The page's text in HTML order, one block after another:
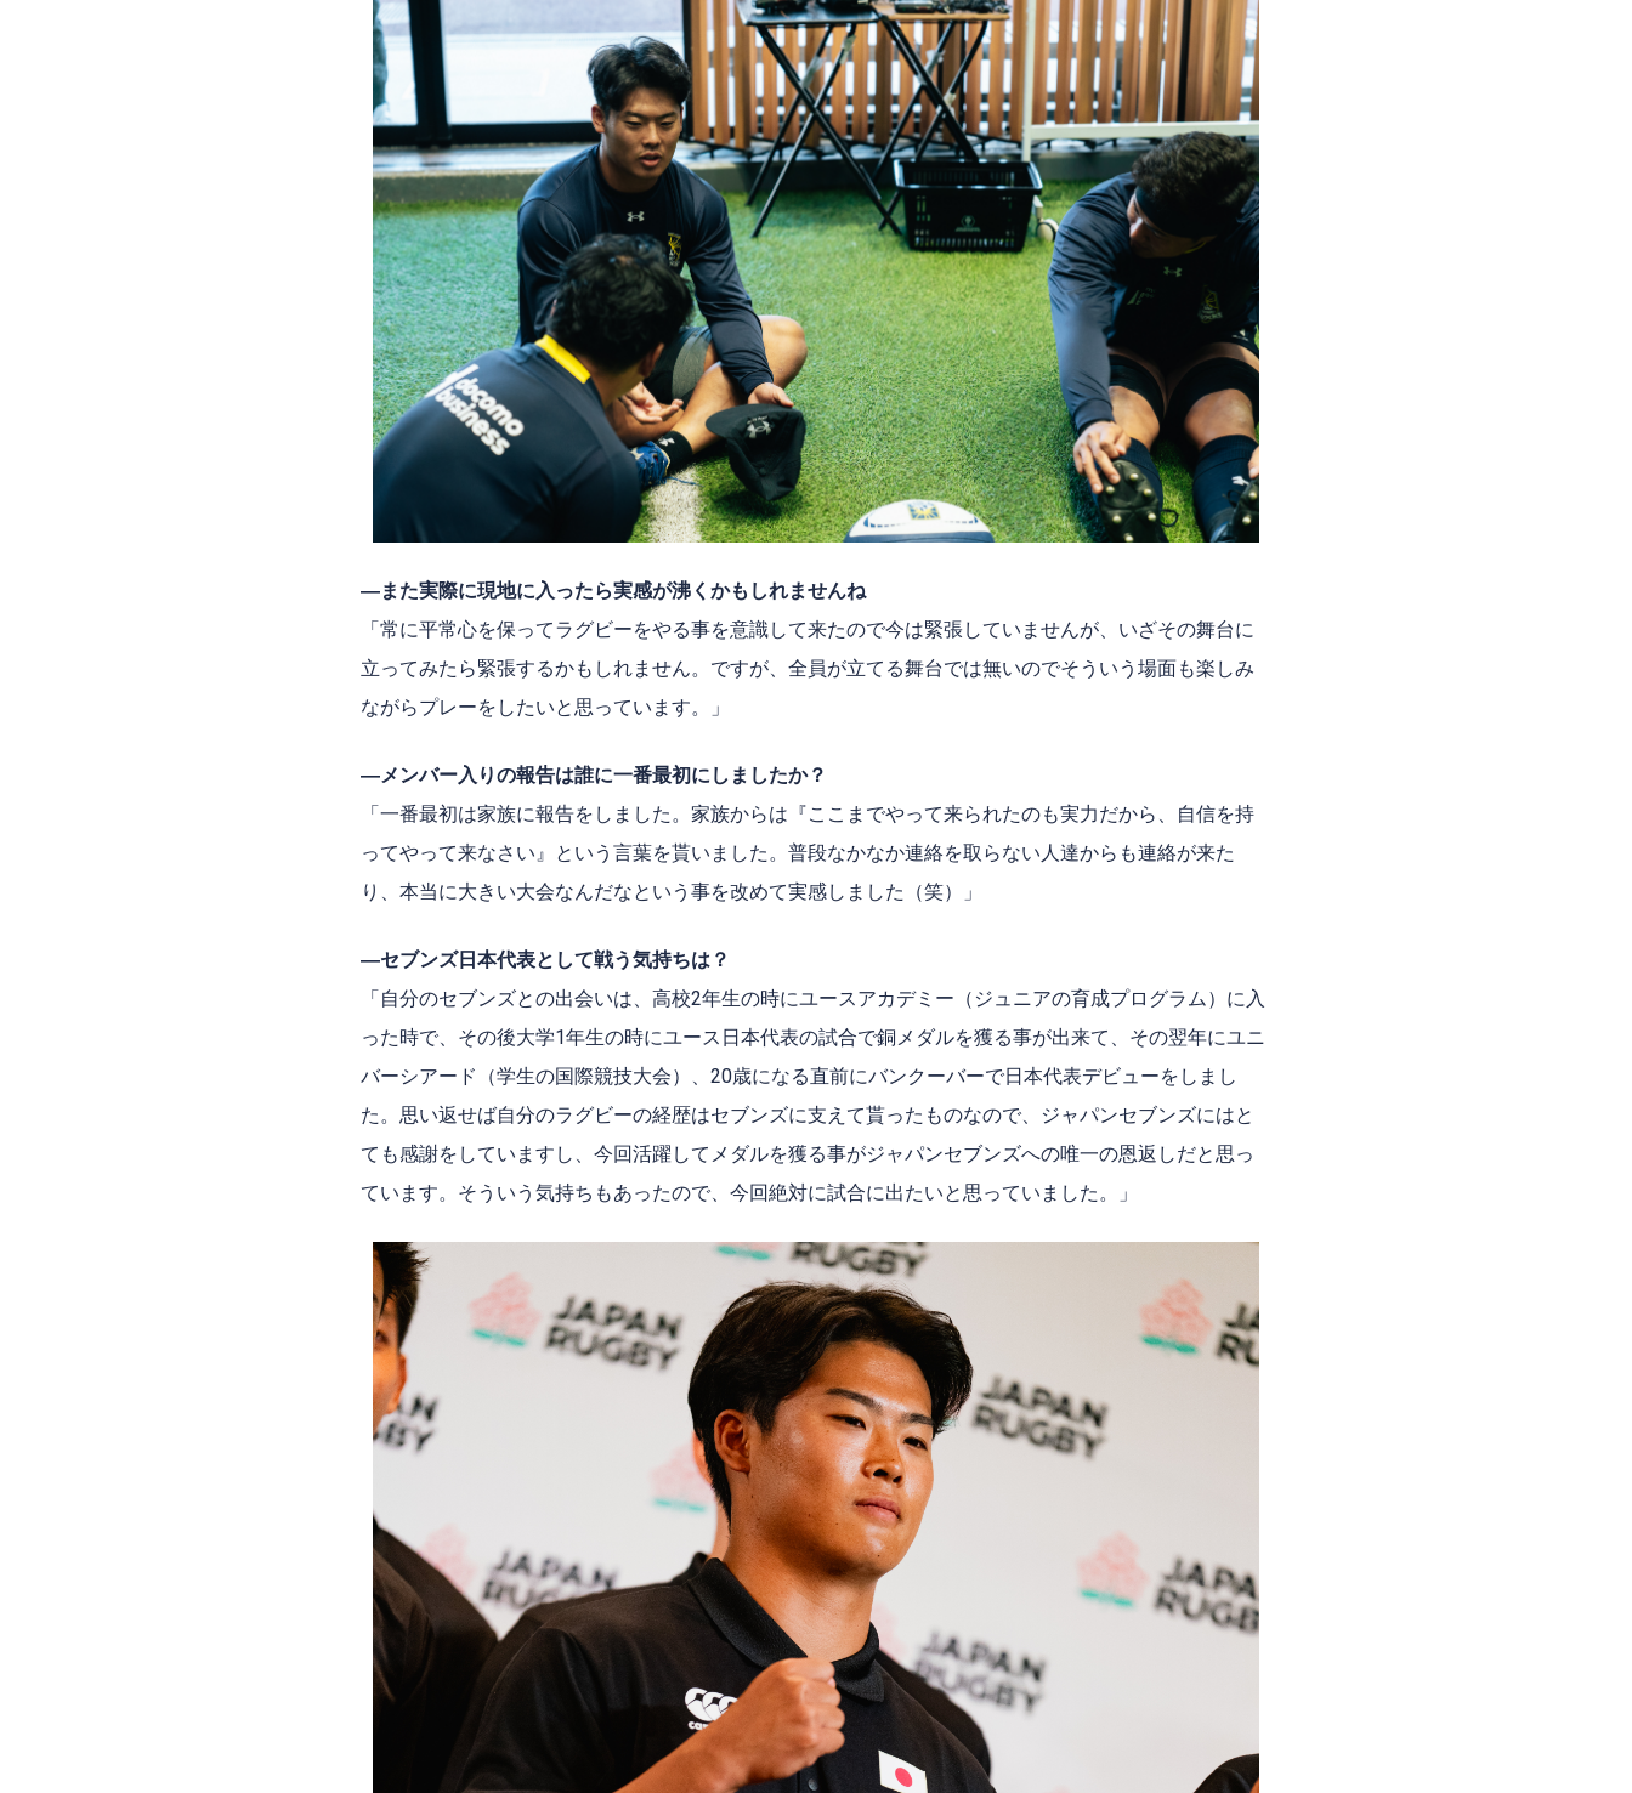
―また実際に現地に入ったら実感が沸くかもしれませんね
「常に平常心を保ってラグビーをやる事を意識して来たので今は緊張していませんが、いざその舞台に
立ってみたら緊張するかもしれません。ですが、全員が立てる舞台では無いのでそういう場面も楽しみ
ながらプレーをしたいと思っています。」
―メンバー入りの報告は誰に一番最初にしましたか？
「一番最初は家族に報告をしました。家族からは『ここまでやって来られたのも実力だから、自信を持
ってやって来なさい』という言葉を貰いました。普段なかなか連絡を取らない人達からも連絡が来た
り、本当に大きい大会なんだなという事を改めて実感しました（笑）」
―セブンズ日本代表として戦う気持ちは？
「自分のセブンズとの出会いは、高校2年生の時にユースアカデミー（ジュニアの育成プログラム）に入
った時で、その後大学1年生の時にユース日本代表の試合で銅メダルを獲る事が出来て、その翌年にユニ
バーシアード（学生の国際競技大会）、 20歳になる直前にバンクーバーで日本代表デビューをしまし
た。思い返せば自分のラグビーの経歴はセブンズに支えて貰ったものなので、ジャパンセブンズにはと
ても感謝をしていますし、今回活躍してメダルを獲る事がジャパンセブンズへの唯一の恩返しだと思っ
ています。そういう気持ちもあったので、今回絶対に試合に出たいと思っていました。」